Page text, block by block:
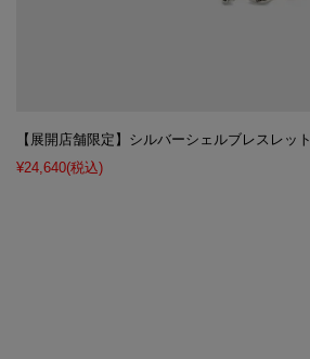
【展開店舗限定】シルバーシェルブレスレット
¥24,640(税込)